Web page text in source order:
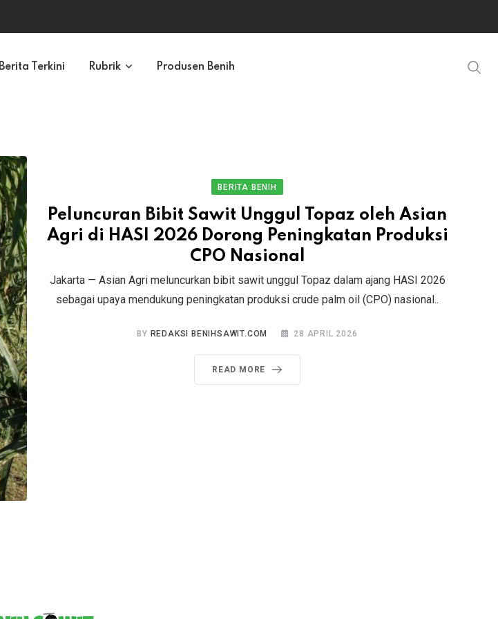
di Pasar Global
Berita Terkini Rubrik Produsen Benih
BERITA BENIH
Peluncuran Bibit Sawit Unggul Topaz oleh Asian
Agri di HASI 2026 Dorong Peningkatan Produksi
CPO Nasional
Jakarta — Asian Agri meluncurkan bibit sawit unggul Topaz dalam ajang HASI 2026
sebagai upaya mendukung peningkatan produksi crude palm oil (CPO) nasional..
BY REDAKSI BENIHSAWIT.COM 28 APRIL 2026
READ MORE